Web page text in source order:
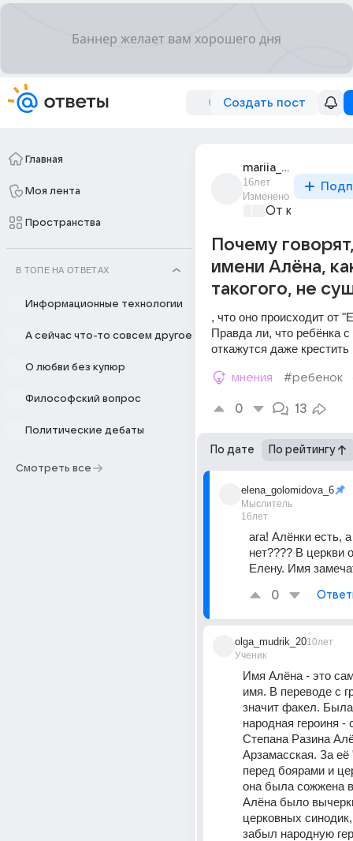
Создать пост
Главная
Моя лента
Пространства
В ТОПЕ НА ОТВЕТАХ
Информационные технологии
А сейчас что-то совсем другое
О любви без купюр
Философский вопрос
Политические дебаты
Смотреть все
mariia_kulikova_42
16лет
Изменено
От колыбели
Почему
имени Алёна,
такогого, не
, что оно происходит от
Правда ли, что ребёнка
откажутся даже крестить
мнения #ребенок
0 13
По дате По рейтингу
elena_golomidova_6
Мыслитель
16лет
ага! Алёнки есть,
нет???? В церкви
Елену. Имя
0
olga_mudrik_20
Ученик
10лет
Имя Алёна - это
имя. В переводе с
значит факел.
народная героиня -
Степана Разина
Арзамасская. За её
перед боярами и
она была сожжена
Алёна было
церковных
забыл народную